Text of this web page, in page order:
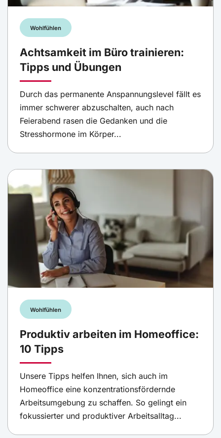
Wohlfühlen
Achtsamkeit im Büro trainieren:
Tipps und Übungen
Durch das permanente Anspannungslevel fällt es
immer schwerer abzuschalten, auch nach
Feierabend rasen die Gedanken und die
Stresshormone im Körper...
Wohlfühlen
Produktiv arbeiten im Homeoffice:
10 Tipps
Unsere Tipps helfen Ihnen, sich auch im
Homeoffice eine konzentrationsfördernde
Arbeitsumgebung zu schaffen. So gelingt ein
fokussierter und produktiver Arbeitsalltag...